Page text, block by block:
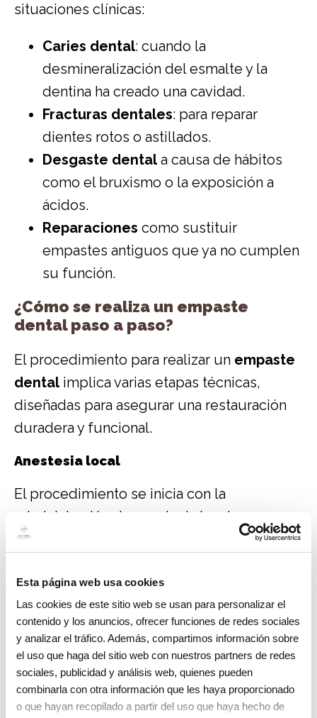
Esta página web usa cookies
Las cookies de este sitio web se usan para personalizar el
contenido y los anuncios, ofrecer funciones de redes sociales
y analizar el tráfico. Además, compartimos información sobre
el uso que haga del sitio web con nuestros partners de redes
sociales, publicidad y análisis web, quienes pueden
combinarla con otra información que les haya proporcionado
o que hayan recopilado a partir del uso que haya hecho de
situaciones clínicas:
Caries dental: cuando la
desmineralización del esmalte y la
dentina ha creado una cavidad.
Fracturas dentales: para reparar
dientes rotos o astillados.
Desgaste dentala causa de hábitos
como el bruxismo o la exposición a
ácidos.
Reparaciones como sustituir
empastes antiguos que ya no cumplen
su función.
¿Cómo se realiza un empaste
dental paso a paso?
El procedimiento para realizar un empaste
dentalimplica varias etapas técnicas,
diseñadas para asegurar una restauración
duradera y funcional.
Anestesia local
El procedimiento se inicia con la
administración de anestesia local para
insensibilizar el área tratada, garantizando
El diente afectado se aísla utilizando un
dique de goma, que mantiene el área seca
y sin contaminación, lo que es crucial para
la adhesión del material de obturación.